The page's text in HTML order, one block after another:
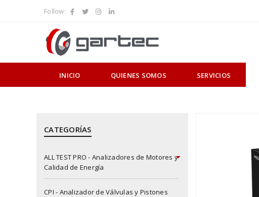
Follow:
INICIO QUIENES SOMOS SERVICIOS
CATEGORÍAS
ALL TEST PRO - Analizadores de Motores y
Calidad de Energía
CPI - Analizador de Válvulas y Pistones